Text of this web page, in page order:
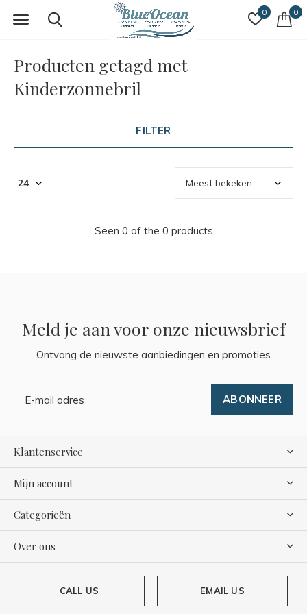
0 0
Producten getagd met
Kinderzonnebril
FILTER
Seen 0 of the 0 products
Meld je aan voor onze nieuwsbrief
Ontvang de nieuwste aanbiedingen en promoties
ABONNEER
Klantenservice
Mijn account
Categorieën
Over ons
CALL US EMAIL US